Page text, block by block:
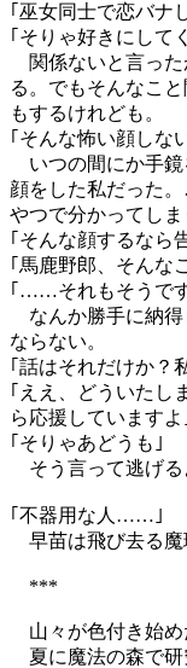
｢巫女同士で恋バナ
｢そりゃ好きにし
関係ないと言っ
る。でもそんなこ
もするけれども。
｢そんな怖い顔しな
いつの間にか手鏡
顔をした私だった
やつで分かってしま
｢そんな顔するなら
｢馬鹿野郎、そんな
｢……それもそうで
なんか勝手に納得
ならない。
｢話はそれだけか？
｢ええ、どういたし
ら応援していますよ
｢そりゃあどうも｣
そう言って逃げる
｢不器用な人……｣
早苗は飛び去る魔
***
山々が色付き始め
夏に魔法の森で研